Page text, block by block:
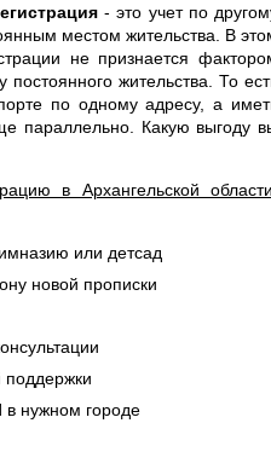
- это учет по
местом жительства. В
не признается
жительства. То
по одному адресу, а
параллельно. Какую выгоду
в Архангельской области
или детсад
новой прописки
в нужном городе